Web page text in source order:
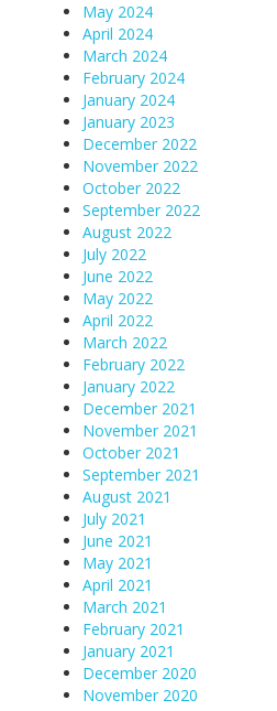
May 2024
April 2024
March 2024
February 2024
January 2024
January 2023
December 2022
November 2022
October 2022
September 2022
August 2022
July 2022
June 2022
May 2022
April 2022
March 2022
February 2022
January 2022
December 2021
November 2021
October 2021
September 2021
August 2021
July 2021
June 2021
May 2021
April 2021
March 2021
February 2021
January 2021
December 2020
November 2020